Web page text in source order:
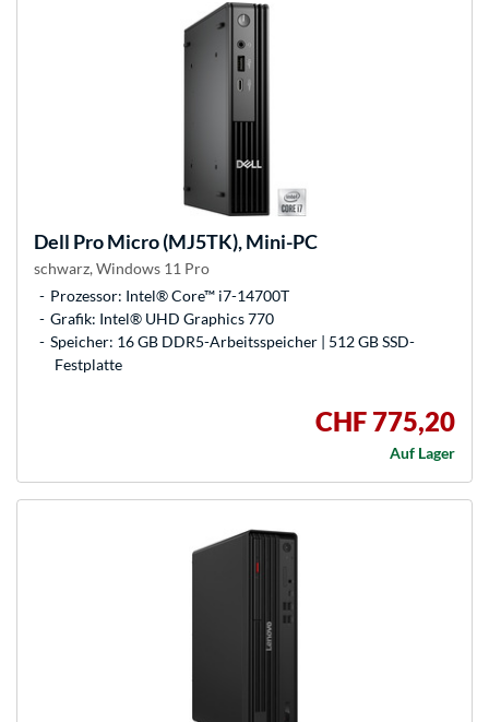
Dell Pro Micro (MJ5TK), Mini-PC
schwarz, Windows 11 Pro
Prozessor: Intel® Core™ i7-14700T
Grafik: Intel® UHD Graphics 770
Speicher: 16 GB DDR5-Arbeitsspeicher | 512 GB SSD-
Festplatte
CHF 775,20
Auf Lager